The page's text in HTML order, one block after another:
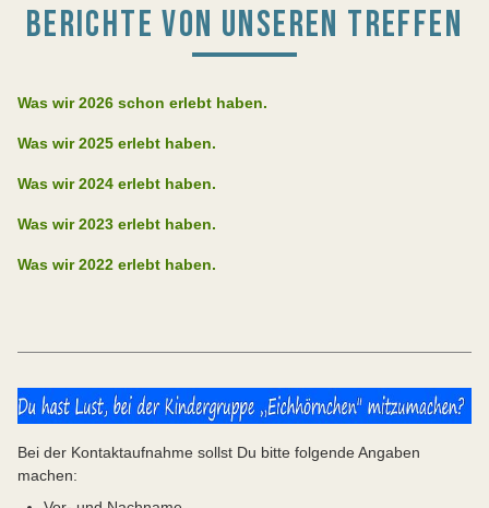
BERICHTE VON UNSEREN TREFFEN
Was wir 2026 schon erlebt haben.
Was wir 2025 erlebt haben.
Was wir 2024 erlebt haben.
Was wir 2023 erlebt haben.
Was wir 2022 erlebt haben.
Bei der Kontaktaufnahme sollst Du bitte folgende Angaben
machen: